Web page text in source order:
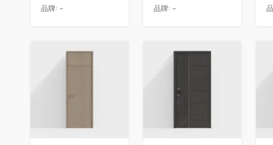
品牌: - 品牌: -
收藏 收藏